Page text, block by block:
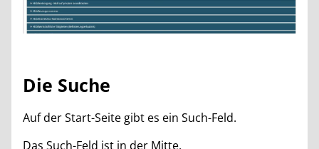
Die Suche
Auf der Start-Seite gibt es ein Such-Feld.
Das Such-Feld ist in der Mitte.